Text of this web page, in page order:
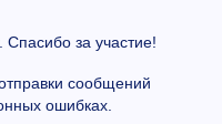
за участие!
сообщений
ошибках.